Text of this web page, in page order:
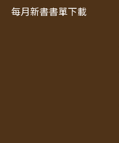
每月新書書單下載